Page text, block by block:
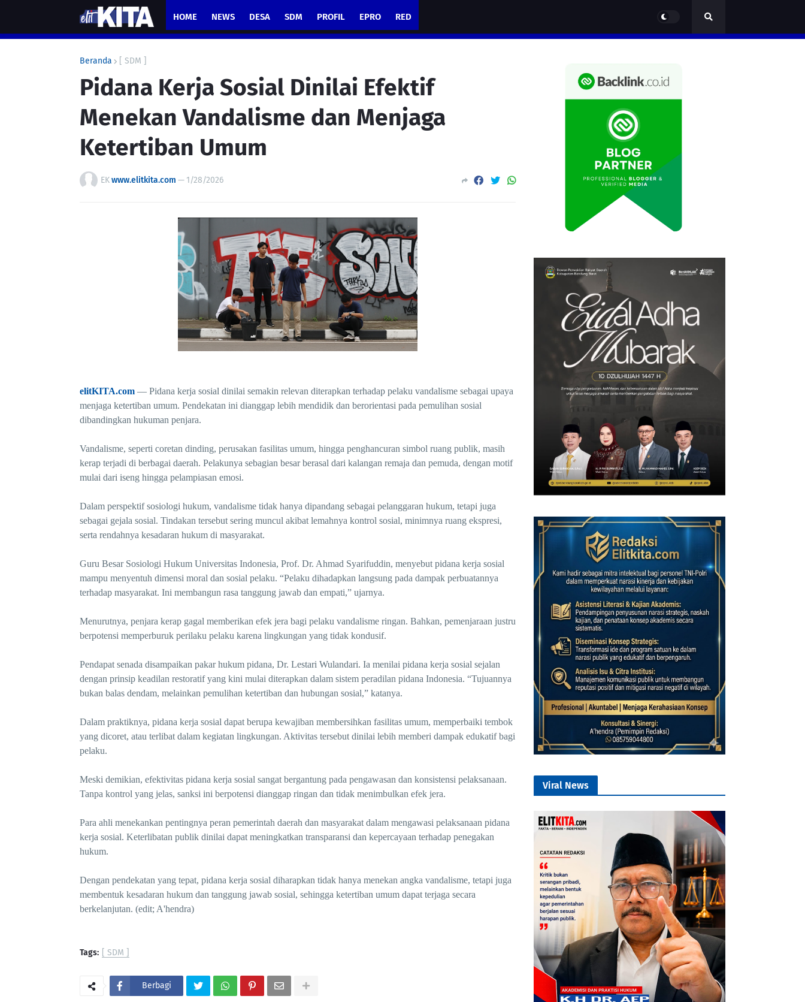
HOME NEWS DESA SDM PROFIL EPRO RED
Beranda [ SDM ]
Pidana Kerja Sosial Dinilai Efektif
Menekan Vandalisme dan Menjaga
Ketertiban Umum
EKwww.elitkita.com — 1/28/2026
elitKITA.com — Pidana kerja sosial dinilai semakin relevan diterapkan terhadap pelaku vandalisme sebagai upaya
menjaga ketertiban umum. Pendekatan ini dianggap lebih mendidik dan berorientasi pada pemulihan sosial
dibandingkan hukuman penjara.
Vandalisme, seperti coretan dinding, perusakan fasilitas umum, hingga penghancuran simbol ruang publik, masih
kerap terjadi di berbagai daerah. Pelakunya sebagian besar berasal dari kalangan remaja dan pemuda, dengan motif
mulai dari iseng hingga pelampiasan emosi.
Dalam perspektif sosiologi hukum, vandalisme tidak hanya dipandang sebagai pelanggaran hukum, tetapi juga
sebagai gejala sosial. Tindakan tersebut sering muncul akibat lemahnya kontrol sosial, minimnya ruang ekspresi,
serta rendahnya kesadaran hukum di masyarakat.
Guru Besar Sosiologi Hukum Universitas Indonesia, Prof. Dr. Ahmad Syarifuddin, menyebut pidana kerja sosial
mampu menyentuh dimensi moral dan sosial pelaku. “Pelaku dihadapkan langsung pada dampak perbuatannya
terhadap masyarakat. Ini membangun rasa tanggung jawab dan empati,” ujarnya.
Menurutnya, penjara kerap gagal memberikan efek jera bagi pelaku vandalisme ringan. Bahkan, pemenjaraan justru
berpotensi memperburuk perilaku pelaku karena lingkungan yang tidak kondusif.
Pendapat senada disampaikan pakar hukum pidana, Dr. Lestari Wulandari. Ia menilai pidana kerja sosial sejalan
dengan prinsip keadilan restoratif yang kini mulai diterapkan dalam sistem peradilan pidana Indonesia. “Tujuannya
bukan balas dendam, melainkan pemulihan ketertiban dan hubungan sosial,” katanya.
Dalam praktiknya, pidana kerja sosial dapat berupa kewajiban membersihkan fasilitas umum, memperbaiki tembok
yang dicoret, atau terlibat dalam kegiatan lingkungan. Aktivitas tersebut dinilai lebih memberi dampak edukatif bagi
pelaku.
Meski demikian, efektivitas pidana kerja sosial sangat bergantung pada pengawasan dan konsistensi pelaksanaan.
Tanpa kontrol yang jelas, sanksi ini berpotensi dianggap ringan dan tidak menimbulkan efek jera.
Para ahli menekankan pentingnya peran pemerintah daerah dan masyarakat dalam mengawasi pelaksanaan pidana
kerja sosial. Keterlibatan publik dinilai dapat meningkatkan transparansi dan kepercayaan terhadap penegakan
hukum.
Dengan pendekatan yang tepat, pidana kerja sosial diharapkan tidak hanya menekan angka vandalisme, tetapi juga
membentuk kesadaran hukum dan tanggung jawab sosial, sehingga ketertiban umum dapat terjaga secara
berkelanjutan. (edit; A'hendra)
Tags: [ SDM ]
Berbagi
Viral News